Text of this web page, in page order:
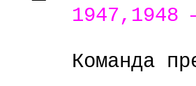
1947,1948
Команда